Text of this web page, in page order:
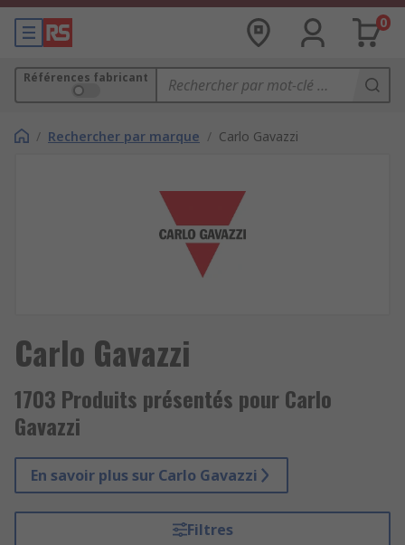
0
Références fabricant
/ Rechercher par marque / Carlo Gavazzi
Carlo Gavazzi
1703 Produits présentés pour Carlo
Gavazzi
En savoir plus sur Carlo Gavazzi
Filtres